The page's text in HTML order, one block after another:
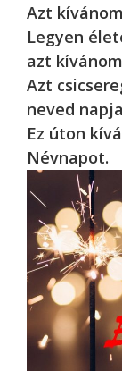
Azt
Legyen
azt
Azt
neved
Ez úton
Névnapot.